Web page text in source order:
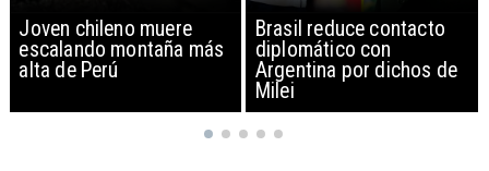
Brasil reduce contacto
diplomático con
Argentina por dichos de
China restringe
exportación de drones a
EEUU y sanciona
empresas